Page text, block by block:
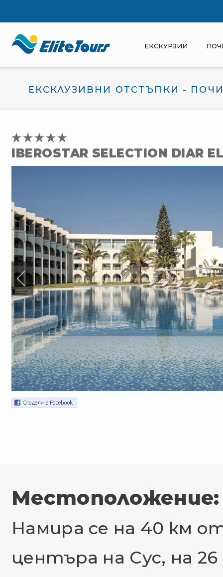
ЕКСКУРЗИИ
ЕКСКЛУЗИВНИ ОТСТЪПКИ -
IBEROSTAR SELECTION DIAR
Местоположение:
Намира се на 40 км
центъра на Сус, на